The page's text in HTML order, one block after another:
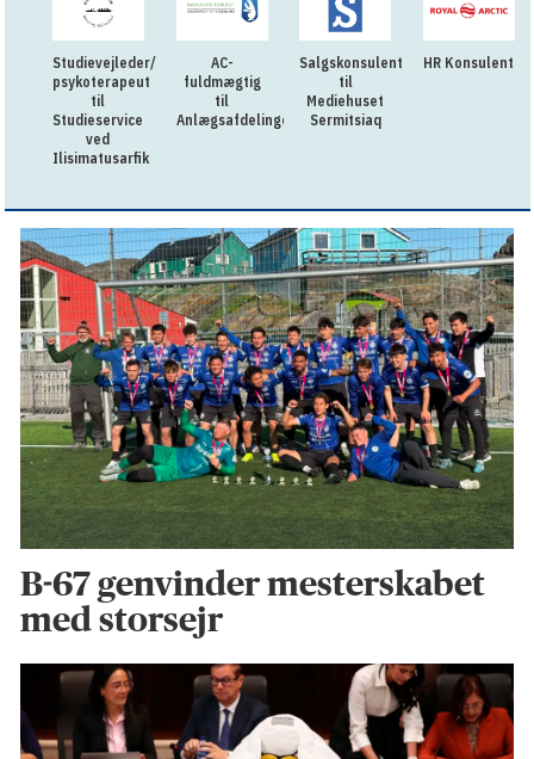
Studievejleder/
psykoterapeut
til
Studieservice
ved
Ilisimatusarfik
AC-
fuldmægtig
til
Anlægsafdelingen
Salgskonsulent
til
Mediehuset
Sermitsiaq
HR Konsulent
B-67 genvinder mesterskabet
med storsejr